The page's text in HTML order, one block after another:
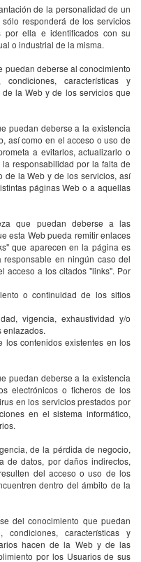
de la personalidad de un
responderá de los servicios
por ella e identificados con su
o industrial de la misma.
puedan deberse al conocimiento
características y
la Web y de los servicios que
puedan deberse a la existencia
así como en el acceso o uso de
a evitarlos, actualizarlo o
responsabilidad por la falta de
de la Web y de los servicios, así
páginas Web o a aquellas
que puedan deberse a las
esta Web pueda remitir enlaces
que aparecen en la página es
en ningún caso del
acceso a los citados "links". Por
o continuidad de los sitios
vigencia, exhaustividad y/o
enlazados.
los contenidos existentes en los
puedan deberse a la existencia
electrónicos o ficheros de los
en los servicios prestados por
en el sistema informático,
de la pérdida de negocio,
de datos, por daños indirectos,
del acceso o uso de los
dentro del ámbito de la
del conocimiento que puedan
características y
hacen de la Web y de las
por los Usuarios de sus